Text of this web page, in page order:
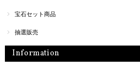
宝石セット商品
抽選販売
Information